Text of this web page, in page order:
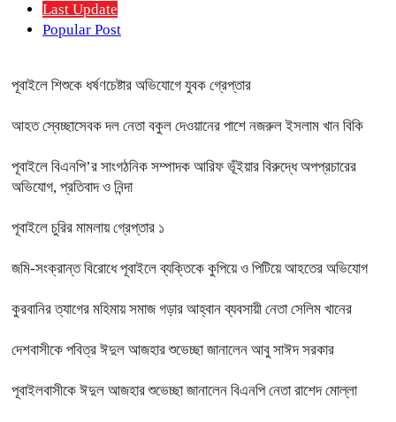
Last Update
Popular Post
পূবাইলে শিশুকে ধর্ষণচেষ্টার অভিযোগে যুবক গ্রেপ্তার
আহত স্বেচ্ছাসেবক দল নেতা বকুল দেওয়ানের পাশে নজরুল ইসলাম খান বিকি
পূবাইলে বিএনপি’র সাংগঠনিক সম্পাদক আরিফ ভূঁইয়ার বিরুদ্ধে অপপ্রচারের
অভিযোগ, প্রতিবাদ ও নিন্দা
পূবাইলে চুরির মামলায় গ্রেপ্তার ১
জমি-সংক্রান্ত বিরোধে পূবাইলে ব্যক্তিকে কুপিয়ে ও পিটিয়ে আহতের অভিযোগ
কুরবানির ত্যাগের মহিমায় সমাজ গড়ার আহ্বান ব্যবসায়ী নেতা সেলিম খানের
দেশবাসীকে পবিত্র ঈদুল আজহার শুভেচ্ছা জানালেন আবু সাঈদ সরকার
পূবাইলবাসীকে ঈদুল আজহার শুভেচ্ছা জানালেন বিএনপি নেতা রাশেদ মোল্লা